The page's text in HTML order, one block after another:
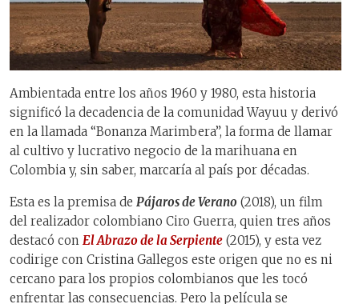
Ambientada entre los años 1960 y 1980, esta historia
significó la decadencia de la comunidad Wayuu y derivó
en la llamada “Bonanza Marimbera”, la forma de llamar
al cultivo y lucrativo negocio de la marihuana en
Colombia y, sin saber, marcaría al país por décadas.
Esta es la premisa de Pájaros de Verano (2018), un film
del realizador colombiano Ciro Guerra, quien tres años
destacó con El Abrazo de la Serpiente (2015), y esta vez
codirige con Cristina Gallegos este origen que no es ni
cercano para los propios colombianos que les tocó
enfrentar las consecuencias. Pero la película se